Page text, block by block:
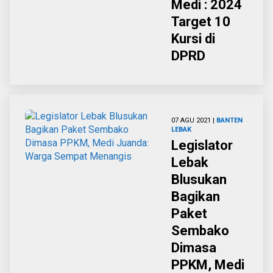
Medi : 2024
Target 10
Kursi di
DPRD
07 AGU 2021 | BANTEN
LEBAK
Legislator
Lebak
Blusukan
Bagikan
Paket
Sembako
Dimasa
PPKM, Medi